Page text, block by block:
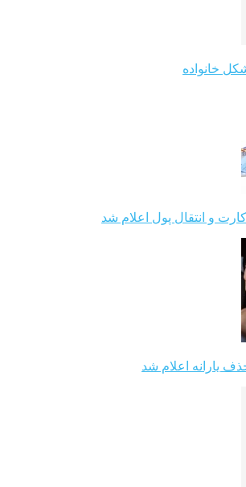
خانواده
و انتقال پول اعلام شد
یارانه اعلام شد